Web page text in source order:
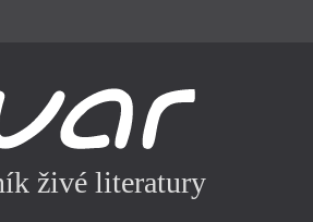
živé literatury